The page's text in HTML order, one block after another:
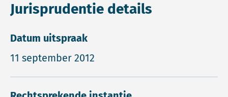
Jurisprudentie details
Datum uitspraak
11 september 2012